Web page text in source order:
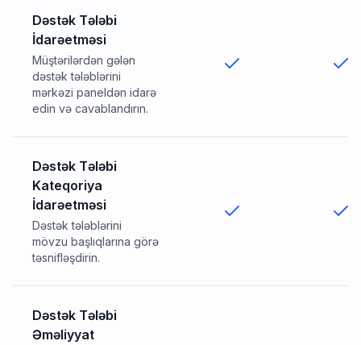
Dəstək Tələbi
İdarəetməsi
Müştərilərdən gələn
dəstək tələblərini
mərkəzi paneldən idarə
edin və cavablandırın.
Dəstək Tələbi
Kateqoriya
İdarəetməsi
Dəstək tələblərini
mövzu başlıqlarına görə
təsnifləşdirin.
Dəstək Tələbi
Əməliyyat